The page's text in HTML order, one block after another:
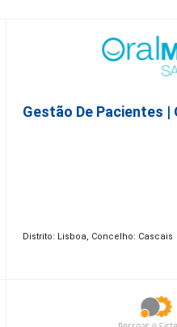
Gestão De Pacientes |
Distrito: Lisboa, Concelho: Cascais